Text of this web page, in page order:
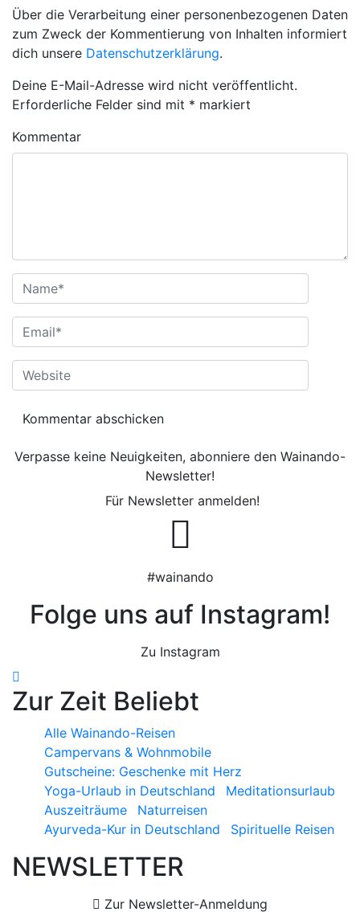
Über die Verarbeitung einer personenbezogenen Daten
zum Zweck der Kommentierung von Inhalten informiert
dich unsere Datenschutzerklärung.
Deine E-Mail-Adresse wird nicht veröffentlicht.
Erforderliche Felder sind mit * markiert
Kommentar
Name *
E-Mail-Adresse
Website
Verpasse keine Neuigkeiten, abonniere den Wainando-
Newsletter!
Für Newsletter anmelden!
#wainando
Folge uns auf Instagram!
Zu Instagram
Zur Zeit Beliebt
Alle Wainando-Reisen
Campervans & Wohnmobile
Gutscheine: Geschenke mit Herz
Yoga-Urlaub in Deutschland
Meditationsurlaub
Auszeiträume
Naturreisen
Ayurveda-Kur in Deutschland
Spirituelle Reisen
NEWSLETTER
Zur Newsletter-Anmeldung